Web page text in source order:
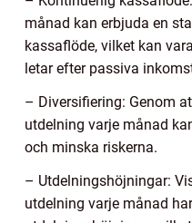
månad kan erbjuda en
kassaflöde, vilket kan
letar efter passiva
– Diversifiering: Genom
utdelning varje månad
och minska riskerna.
– Utdelningshöjningar:
utdelning varje månad